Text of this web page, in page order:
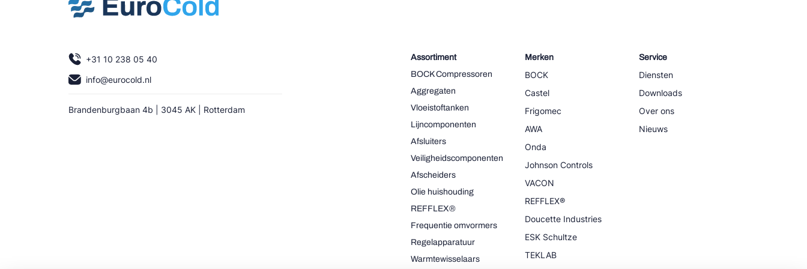
+31 10 238 05 40
info@eurocold.nl
Brandenburgbaan 4b | 3045 AK | Rotterdam
Assortiment
BOCK Compressoren
Aggregaten
Vloeistoftanken
Lijncomponenten
Afsluiters
Veiligheidscomponenten
Afscheiders
Olie huishouding
REFFLEX®
Frequentie omvormers
Regelapparatuur
Warmtewisselaars
Merken
BOCK
Castel
Frigomec
AWA
Onda
Johnson Controls
VACON
REFFLEX®
Doucette Industries
ESK Schultze
TEKLAB
Service
Diensten
Downloads
Over ons
Nieuws